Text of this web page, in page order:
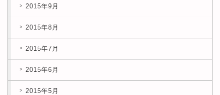
2015年9月
2015年8月
2015年7月
2015年6月
2015年5月